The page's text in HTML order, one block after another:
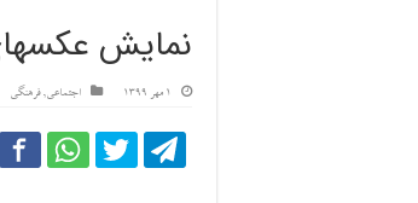
نمایش
1 مهر 1399 اجتماعی,فرهنگی